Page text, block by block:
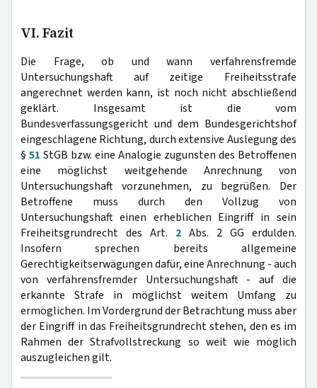
VI. Fazit
Die Frage, ob und wann verfahrensfremde
Untersuchungshaft auf zeitige Freiheitsstrafe
angerechnet werden kann, ist noch nicht abschließend
geklärt. Insgesamt ist die vom
Bundesverfassungsgericht und dem Bundesgerichtshof
eingeschlagene Richtung, durch extensive Auslegung des
§ 51 StGB bzw. eine Analogie zugunsten des Betroffenen
eine möglichst weitgehende Anrechnung von
Untersuchungshaft vorzunehmen, zu begrüßen. Der
Betroffene muss durch den Vollzug von
Untersuchungshaft einen erheblichen Eingriff in sein
Freiheitsgrundrecht des Art. 2 Abs. 2 GG erdulden.
Insofern sprechen bereits allgemeine
Gerechtigkeitserwägungen dafür, eine Anrechnung - auch
von verfahrensfremder Untersuchungshaft - auf die
erkannte Strafe in möglichst weitem Umfang zu
ermöglichen. Im Vordergrund der Betrachtung muss aber
der Eingriff in das Freiheitsgrundrecht stehen, den es im
Rahmen der Strafvollstreckung so weit wie möglich
auszugleichen gilt.